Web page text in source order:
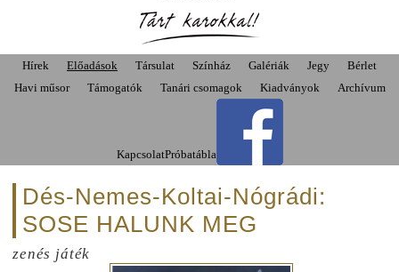
Hírek Előadások Társulat Színház Galériák Jegy
Bérlet
Havi műsor
Támogatók Tanári csomagok Kiadványok Archívum
KapcsolatPróbatábla
Dés-Nemes-Koltai-Nógrádi:
SOSE HALUNK MEG
zenés játék